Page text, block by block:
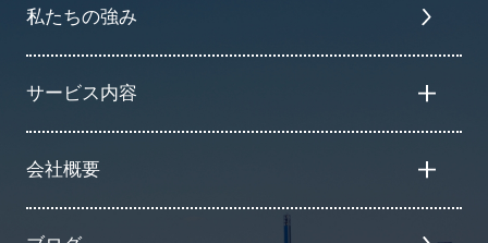
私たちの強み
サービス内容
会社概要